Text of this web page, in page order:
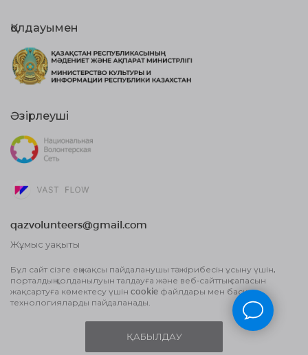
Қолдауымен
Әзірлеуші
qazvolunteers@gmail.com
Жұмыс уақыты
Жария оферта шарты
Деректерді өңдеу туралы Пайдаланушы
Бұл сайт сізге ең жақсы пайдаланушы тәжірибесін ұсыну үшін,
порталдың қолданылуын талдауға және веб-сайттың сапасын
жақсартуға көмектесу үшін cookie файлдары мен басқа
технологияларды пайдаланады.
ҚАБЫЛДАУ